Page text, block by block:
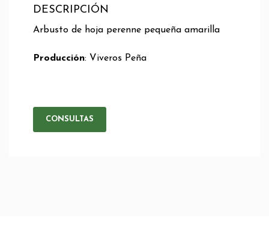
DESCRIPCIÓN
Arbusto de hoja perenne pequeña amarilla
Producción: Viveros Peña
CONSULTAS